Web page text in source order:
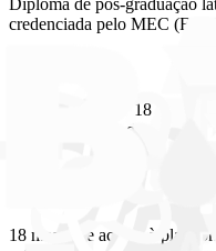
credenciada pelo MEC
Conclusão de 4 a 18
regra acadêmica da
18 meses de acesso à